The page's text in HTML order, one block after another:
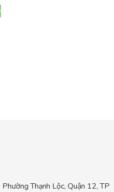
Thạnh Lộc, Quận 12, TP